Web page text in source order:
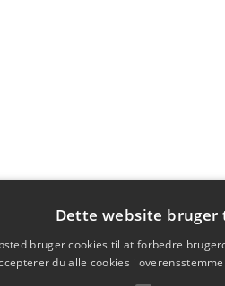
Dette website bruger
bruger cookies til at forbedre
du alle cookies i